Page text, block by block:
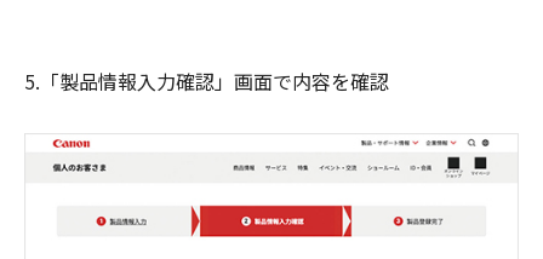
5.「製品情報入力確認」画面で内容を確認